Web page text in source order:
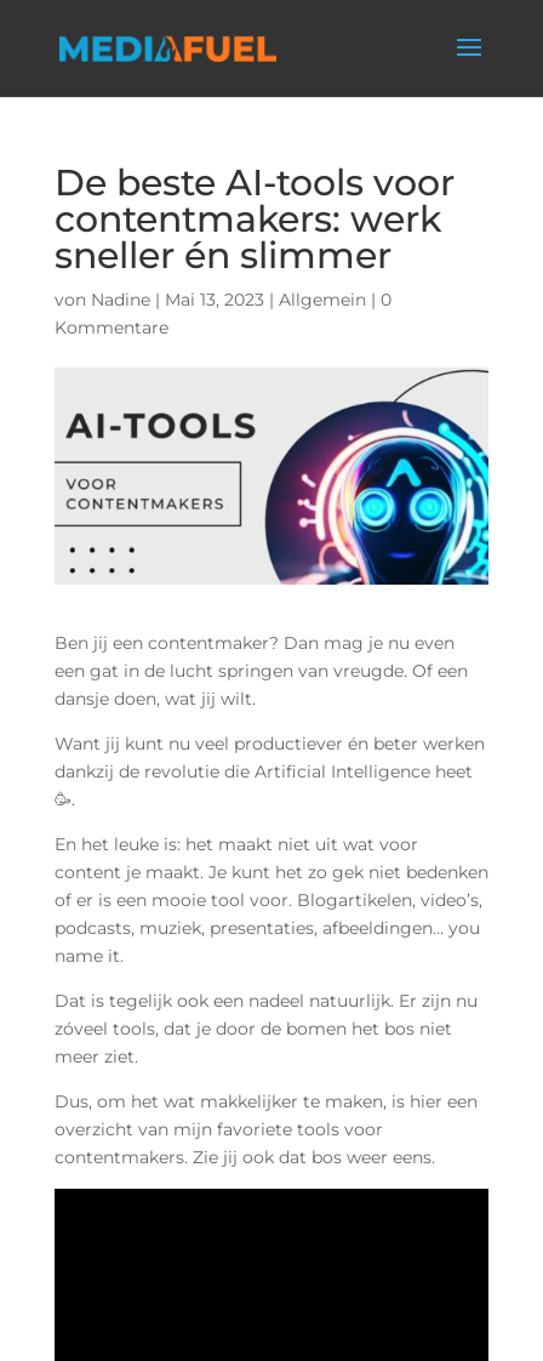
De beste AI-tools voor
contentmakers: werk
sneller én slimmer
von Nadine| Mai 13, 2023| Allgemein| 0
Kommentare
Ben jij een contentmaker? Dan mag je nu even
een gat in de lucht springen van vreugde. Of een
dansje doen, wat jij wilt.
Want jij kunt nu veel productiever én beter werken
dankzij de revolutie die Artificial Intelligence heet
🥳.
En het leuke is: het maakt niet uit wat voor
content je maakt. Je kunt het zo gek niet bedenken
of er is een mooie tool voor. Blogartikelen, video’s,
podcasts, muziek, presentaties, afbeeldingen… you
name it.
Dat is tegelijk ook een nadeel natuurlijk. Er zijn nu
zóveel tools, dat je door de bomen het bos niet
meer ziet.
Dus, om het wat makkelijker te maken, is hier een
overzicht van mijn favoriete tools voor
contentmakers. Zie jij ook dat bos weer eens.